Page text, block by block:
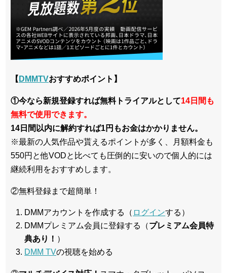
【 DMMTVおすすめポイント】
①今なら新規登録すれば無料トライアルとして14日間も
無料で使用できます。
14日間以内に解約すれば1円もお金はかかりません。
※最新の人気作品や貰えるポイントが多く、月額料金も
550円と他VODと比べても圧倒的に安いので個人的には
継続利用をおすすめします。
②無料登録まで超簡単！
DMMアカウントを作成する（ ログインする）
DMMプレミアム会員に登録する（プレミアム会員特
典あり！ ）
DMM TVの視聴を始める